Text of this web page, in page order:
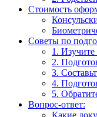
Стоимость
Советы по
1. Изучите
2.
3.
4.
5.
Вопрос-ответ:
Какие